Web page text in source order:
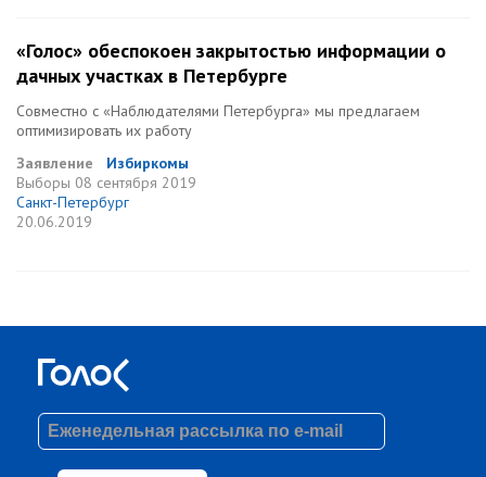
«Голос» обеспокоен закрытостью информации о
дачных участках в Петербурге
Совместно с «Наблюдателями Петербурга» мы предлагаем
оптимизировать их работу
Заявление
Избиркомы
Выборы 08 сентября 2019
Санкт-Петербург
20.06.2019